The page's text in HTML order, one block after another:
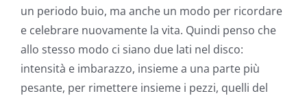
un periodo buio, ma anche un modo per ricordare
e celebrare nuovamente la vita. Quindi penso che
allo stesso modo ci siano due lati nel disco:
intensità e imbarazzo, insieme a una parte più
pesante, per rimettere insieme i pezzi, quelli del